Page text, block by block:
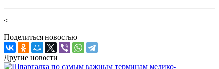
<
Поделиться новостью
Другие новости